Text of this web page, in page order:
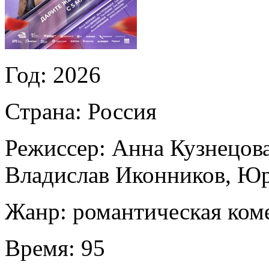
Год: 2026
Страна: Россия
Режиссер: Анна
Владислав Иконников,
Жанр: романтическая
Время: 95